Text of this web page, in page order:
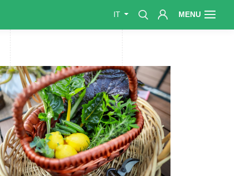
IT MENU